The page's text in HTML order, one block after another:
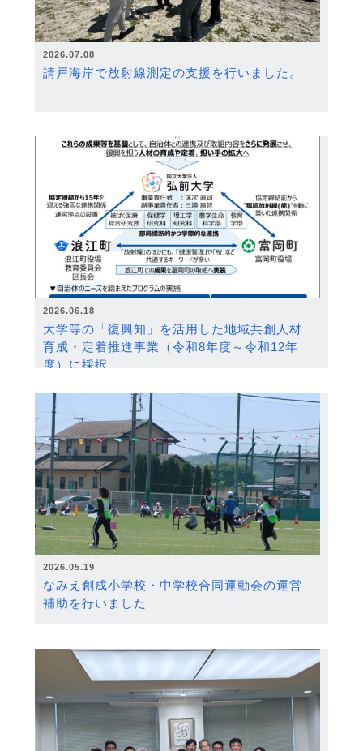
2026.07.08
請戸海岸で放射線測定の支援を行いました。
2026.06.18
大学等の「復興知」を活用した地域共創人材
育成・定着推進事業（令和8年度～令和12年
度）に採択
2026.05.19
なみえ創成小学校・中学校合同運動会の運営
補助を行いました